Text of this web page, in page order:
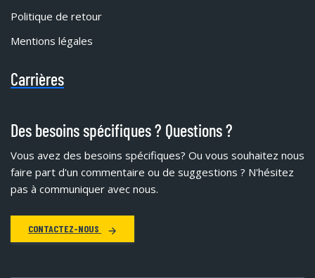
Politique de retour
Mentions légales
Carrières
Des besoins spécifiques ? Questions ?
Vous avez des besoins spécifiques? Ou vous souhaitez nous
faire part d'un commentaire ou de suggestions ? N'hésitez
pas à communiquer avec nous.
CONTACTEZ-NOUS